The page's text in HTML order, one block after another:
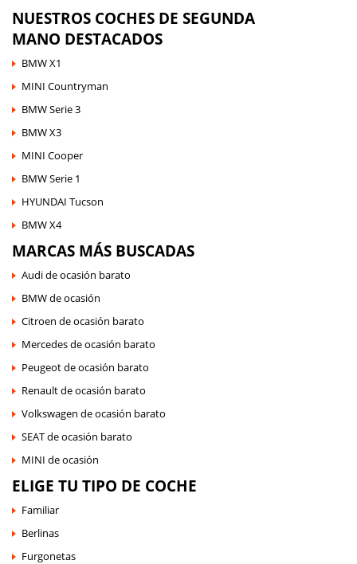
NUESTROS COCHES DE SEGUNDA
MANO DESTACADOS
BMW X1
MINI Countryman
BMW Serie 3
BMW X3
MINI Cooper
BMW Serie 1
HYUNDAI Tucson
BMW X4
MARCAS MÁS BUSCADAS
Audi de ocasión barato
BMW de ocasión
Citroen de ocasión barato
Mercedes de ocasión barato
Peugeot de ocasión barato
Renault de ocasión barato
Volkswagen de ocasión barato
SEAT de ocasión barato
MINI de ocasión
ELIGE TU TIPO DE COCHE
Familiar
Berlinas
Furgonetas